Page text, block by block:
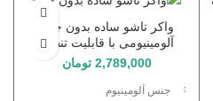
واکر تاشو ساده بدون چرخ
آلومینیومی با قابلیت تنظیم
ارتفاع
2,789,000 تومان
جنس آلومینیوم